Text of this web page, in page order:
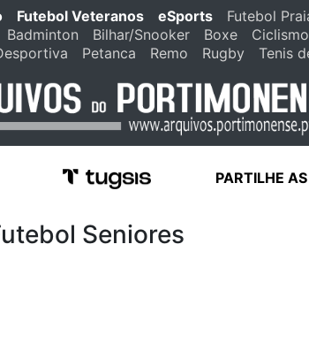
Futebol Veteranos eSports Futebol
Badminton Bilhar/Snooker Boxe Ciclismo
Petanca Remo Rugby Tenis
PARTILHE
Seniores